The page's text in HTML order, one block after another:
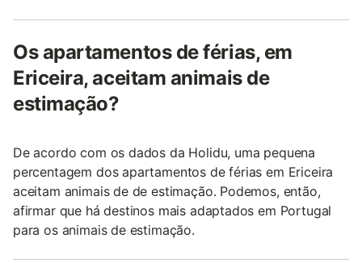
Os apartamentos de férias, em
Ericeira, aceitam animais de
estimação?
De acordo com os dados da Holidu, uma pequena
percentagem dos apartamentos de férias em Ericeira
aceitam animais de de estimação. Podemos, então,
afirmar que há destinos mais adaptados em Portugal
para os animais de estimação.